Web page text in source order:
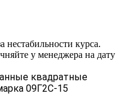
нестабильности курса.
у менеджера на дату
квадратные
09Г2С-15